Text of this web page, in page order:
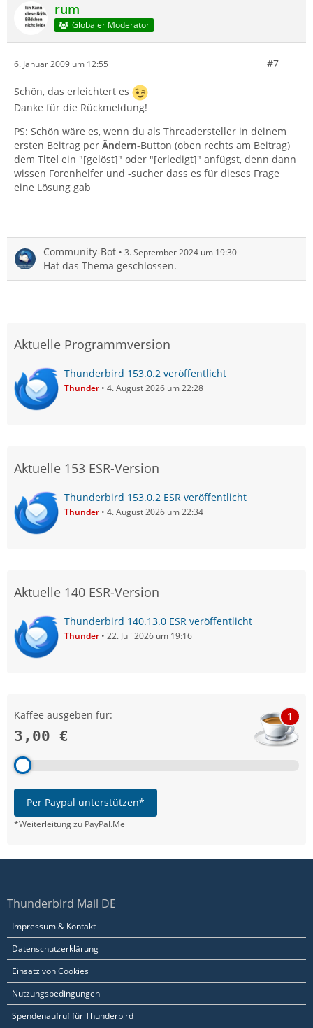
rum
Globaler Moderator
6. Januar 2009 um 12:55 #7
Schön, das erleichtert es
Danke für die Rückmeldung!
PS: Schön wäre es, wenn du als Threadersteller in deinem
ersten Beitrag per Ändern-Button (oben rechts am Beitrag)
dem Titel ein "[gelöst]" oder "[erledigt]" anfügst, denn dann
wissen Forenhelfer und -sucher dass es für dieses Frage
eine Lösung gab
Community-Bot 3. September 2024 um 19:30
Hat das Thema geschlossen.
Aktuelle Programmversion
Thunderbird 153.0.2 veröffentlicht
Thunder 4. August 2026 um 22:28
Aktuelle 153 ESR-Version
Thunderbird 153.0.2 ESR veröffentlicht
Thunder 4. August 2026 um 22:34
Aktuelle 140 ESR-Version
Thunderbird 140.13.0 ESR veröffentlicht
Thunder 22. Juli 2026 um 19:16
Kaffee ausgeben für:
3,00 €
1
Per Paypal unterstützen*
*Weiterleitung zu PayPal.Me
Thunderbird Mail DE
Impressum & Kontakt
Datenschutzerklärung
Einsatz von Cookies
Nutzungsbedingungen
Spendenaufruf für Thunderbird